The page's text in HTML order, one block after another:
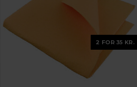
2 FOR 35 KR.